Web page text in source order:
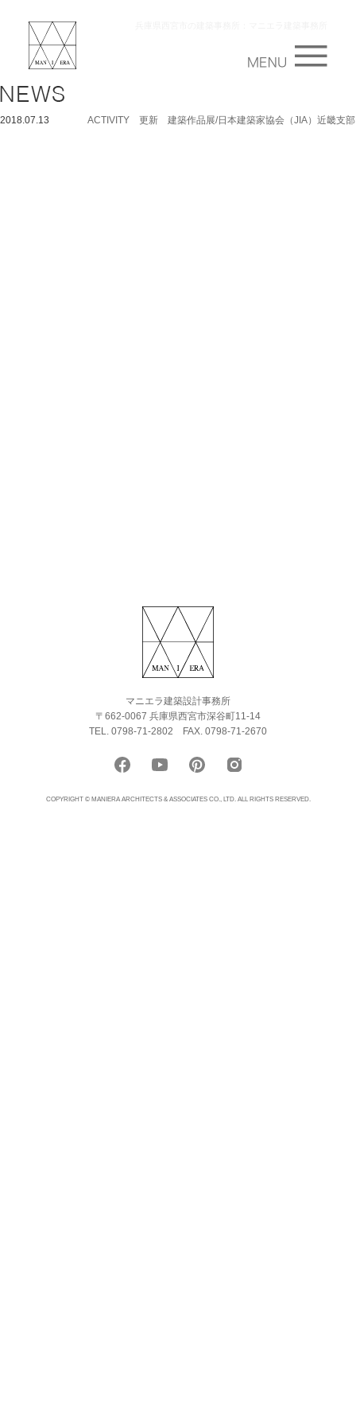
2018.07.13 ACTIVITY 更新 建築作品展/日本建築家協会（JIA）近畿支
マニエラ建築設計事務所
〒662-0067 兵庫県西宮市深谷町11-14
TEL. 0798-71-2802 FAX. 0798-71-2670
COPYRIGHT © MANIERA ARCHITECTS & ASSOCIATES CO., LTD. ALL RIGHTS RESERVED.